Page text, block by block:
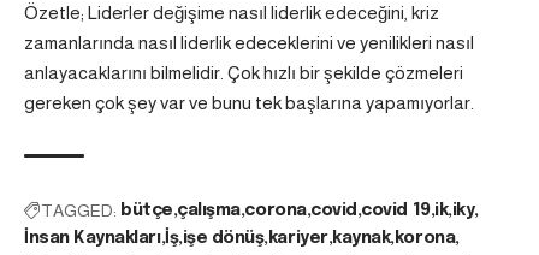
Özetle; Liderler değişime nasıl liderlik edeceğini, kriz
zamanlarında nasıl liderlik edeceklerini ve yenilikleri nasıl
anlayacaklarını bilmelidir. Çok hızlı bir şekilde çözmeleri
gereken çok şey var ve bunu tek başlarına yapamıyorlar.
TAGGED: bütçe çalışma corona covid covid 19 ik iky
İnsan Kaynakları İş işe dönüş kariyer kaynak korona